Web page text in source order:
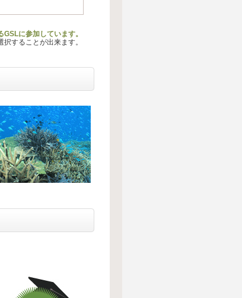
に参加しています。
することが出来ます。